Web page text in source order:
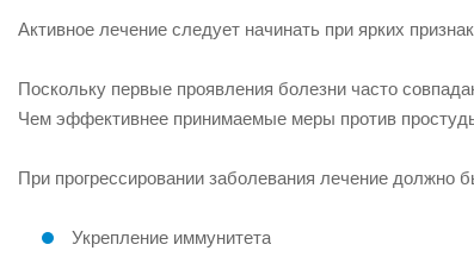
Активное лечение следует начинать при ярких
Поскольку первые проявления болезни часто
Чем эффективнее принимаемые меры против
При прогрессировании заболевания лечение
Укрепление иммунитета